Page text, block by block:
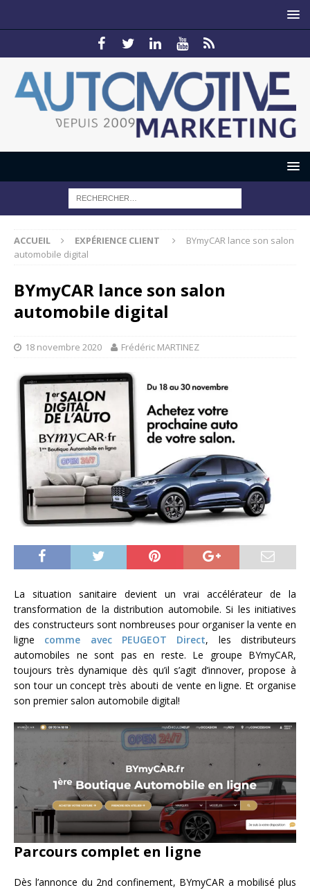
ACCUEIL EXPÉRIENCE CLIENT
BYmyCAR lance son salon
automobile digital
BYmyCAR lance son salon
automobile digital
18 novembre 2020 Frédéric MARTINEZ
La situation sanitaire devient un vrai accélérateur de la
transformation de la distribution automobile. Si les initiatives
des constructeurs sont nombreuses pour organiser la vente en
ligne comme avec PEUGEOT Direct, les distributeurs
automobiles ne sont pas en reste. Le groupe BYmyCAR,
toujours très dynamique dès qu’il s’agit d’innover, propose à
son tour un concept très abouti de vente en ligne. Et organise
son premier salon automobile digital!
Parcours complet en ligne
Dès l’annonce du 2nd confinement, BYmyCAR a mobilisé plus